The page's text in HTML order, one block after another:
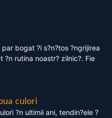
bogat ?i s?n?tos ?ngrijirea
?n rutina noastr? zilnic?. Fie
culori
?n ultimii ani, tendin?ele ?